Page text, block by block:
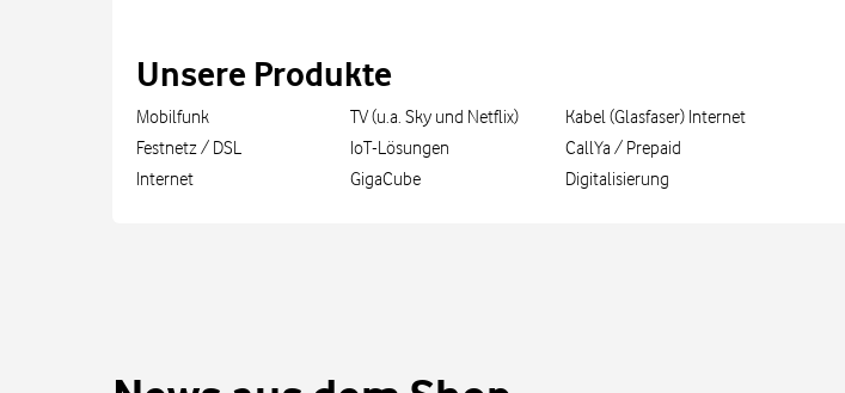
Unsere Produkte
Mobilfunk
Festnetz / DSL
Internet
TV (u.a. Sky und Netflix)
IoT-Lösungen
GigaCube
Kabel (Glasfaser) Internet
CallYa / Prepaid
Digitalisierung